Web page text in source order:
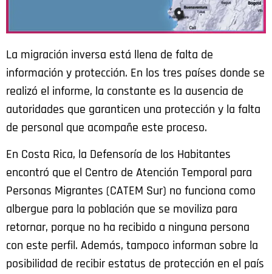
La migración inversa está llena de falta de
información y protección. En los tres países donde se
realizó el informe, la constante es la ausencia de
autoridades que garanticen una protección y la falta
de personal que acompañe este proceso.
En Costa Rica, la Defensoría de los Habitantes
encontró que el Centro de Atención Temporal para
Personas Migrantes (CATEM Sur) no funciona como
albergue para la población que se moviliza para
retornar, porque no ha recibido a ninguna persona
con este perfil. Además, tampoco informan sobre la
posibilidad de recibir estatus de protección en el país